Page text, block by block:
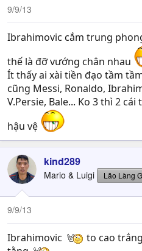
9/9/13
Ibrahimovic cắm trung
thế là đỡ vướng chân nhau
Ít thấy ai xài tiền đạo tầm
cũng Messi, Ronaldo,
V.Persie, Bale... Ko 3 thì 2
hậu vệ
kind289
Mario & Luigi Lão Làng
9/9/13
Ibrahimovic
to cao